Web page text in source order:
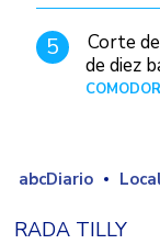
5
Corte
de diez
abcDiario
RADA TILLY